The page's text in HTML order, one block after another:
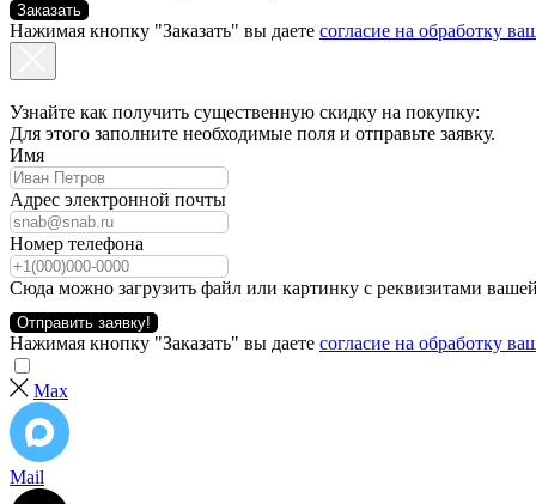
Заказать
Нажимая кнопку "Заказать" вы даете согласие на обработку
Узнайте как получить существенную скидку на покупку:
Для этого заполните необходимые поля и отправьте заявку.
Имя
Адрес электронной почты
Номер телефона
Сюда можно загрузить файл или картинку с реквизитами
Отправить заявку!
Нажимая кнопку "Заказать" вы даете согласие на обработку
Max
Mail